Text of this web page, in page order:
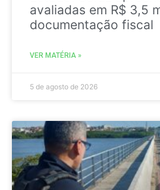
avaliadas em R$ 3,5
documentação fiscal
VER MATÉRIA »
5 de agosto de 2026